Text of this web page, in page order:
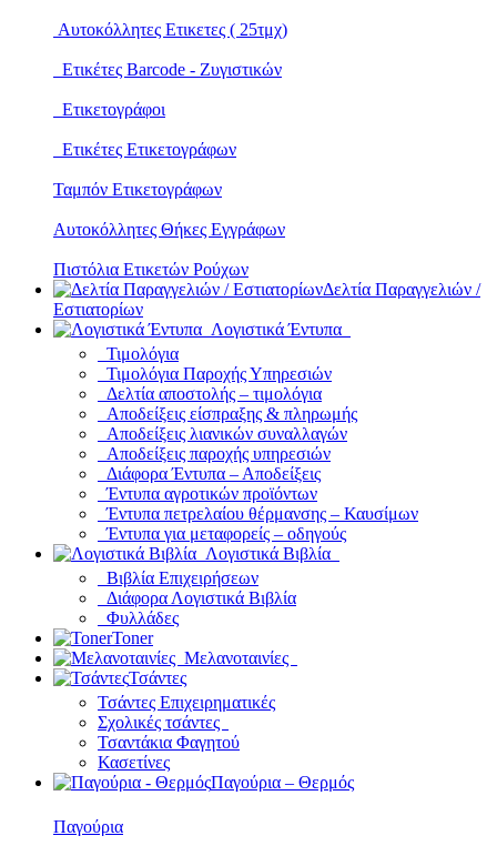
Αυτοκόλλητες Ετικετες ( 25τμχ)
Ετικέτες Barcode - Ζυγιστικών
Ετικετογράφοι
Ετικέτες Ετικετογράφων
Ταμπόν Ετικετογράφων
Αυτοκόλλητες Θήκες Εγγράφων
Πιστόλια Ετικετών Ρούχων
Δελτία Παραγγελιών /
Εστιατορίων
Λογιστικά Έντυπα
Τιμολόγια
Τιμολόγια Παροχής Υπηρεσιών
Δελτία αποστολής – τιμολόγια
Αποδείξεις είσπραξης & πληρωμής
Αποδείξεις λιανικών συναλλαγών
Αποδείξεις παροχής υπηρεσιών
Διάφορα Έντυπα – Αποδείξεις
Έντυπα αγροτικών προϊόντων
Έντυπα πετρελαίου θέρμανσης – Καυσίμων
Έντυπα για μεταφορείς – οδηγούς
Λογιστικά Βιβλία
Βιβλία Επιχειρήσεων
Διάφορα Λογιστικά Βιβλία
Φυλλάδες
Toner
Μελανοταινίες
Τσάντες
Τσάντες Επιχειρηματικές
Σχολικές τσάντες
Τσαντάκια Φαγητού
Κασετίνες
Παγούρια – Θερμός
Παγούρια